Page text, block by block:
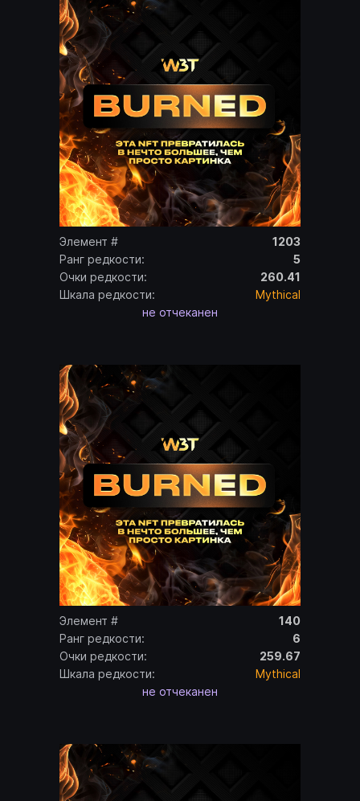
Элемент #
1203
Ранг редкости:
5
Очки редкости:
260.41
Шкала редкости:
Mythical
не отчеканен
Элемент #
140
Ранг редкости:
6
Очки редкости:
259.67
Шкала редкости:
Mythical
не отчеканен